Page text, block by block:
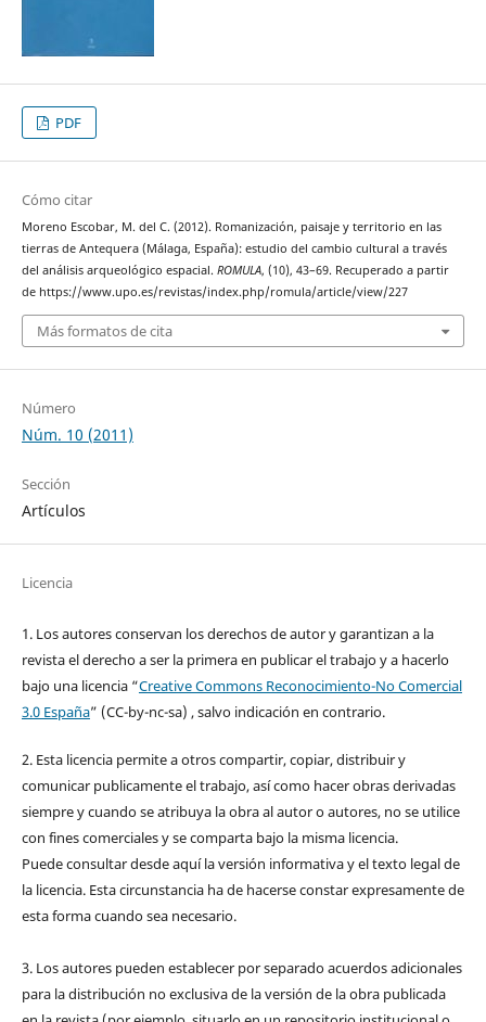
PDF
Cómo citar
Moreno Escobar, M. del C. (2012). Romanización, paisaje y territorio en las
tierras de Antequera (Málaga, España): estudio del cambio cultural a través
del análisis arqueológico espacial. ROMULA, (10), 43–69. Recuperado a partir
de https://www.upo.es/revistas/index.php/romula/article/view/227
Más formatos de cita
Número
Núm. 10 (2011)
Sección
Artículos
Licencia
1. Los autores conservan los derechos de autor y garantizan a la
revista el derecho a ser la primera en publicar el trabajo y a hacerlo
bajo una licencia “Creative Commons Reconocimiento-No Comercial
3.0 España” (CC-by-nc-sa) , salvo indicación en contrario.
2. Esta licencia permite a otros compartir, copiar, distribuir y
comunicar publicamente el trabajo, así como hacer obras derivadas
siempre y cuando se atribuya la obra al autor o autores, no se utilice
con fines comerciales y se comparta bajo la misma licencia.
Puede consultar desde aquí la versión informativa y el texto legal de
la licencia. Esta circunstancia ha de hacerse constar expresamente de
esta forma cuando sea necesario.
3. Los autores pueden establecer por separado acuerdos adicionales
para la distribución no exclusiva de la versión de la obra publicada